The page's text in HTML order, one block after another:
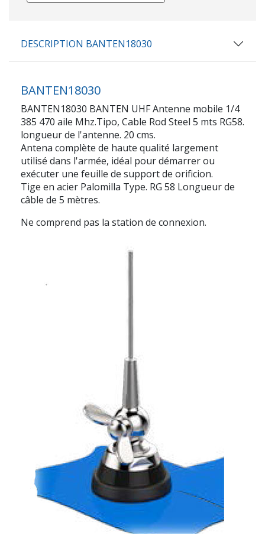
DESCRIPTION BANTEN18030
BANTEN18030
BANTEN18030 BANTEN UHF Antenne mobile 1/4
385 470 aile Mhz.Tipo, Cable Rod Steel 5 mts RG58.
longueur de l'antenne. 20 cms.
Antena complète de haute qualité largement
utilisé dans l'armée, idéal pour démarrer ou
exécuter une feuille de support de orificion.
Tige en acier Palomilla Type. RG 58 Longueur de
câble de 5 mètres.
Ne comprend pas la station de connexion.